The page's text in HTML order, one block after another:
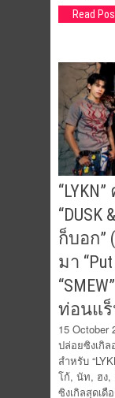
Read
“DUSK
ก็บอก”
มา
ท่อนแร็
15 October
ปล่อยซิงเกิ
สำหรับ
โก้, นัท, ฮง,
ซิงเกิลสุดเดื